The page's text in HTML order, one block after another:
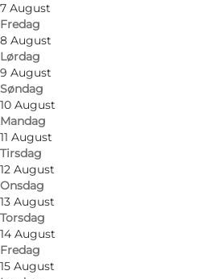
7 August
Fredag
8 August
Lørdag
9 August
Søndag
10 August
Mandag
11 August
Tirsdag
12 August
Onsdag
13 August
Torsdag
14 August
Fredag
15 August
Læs mere